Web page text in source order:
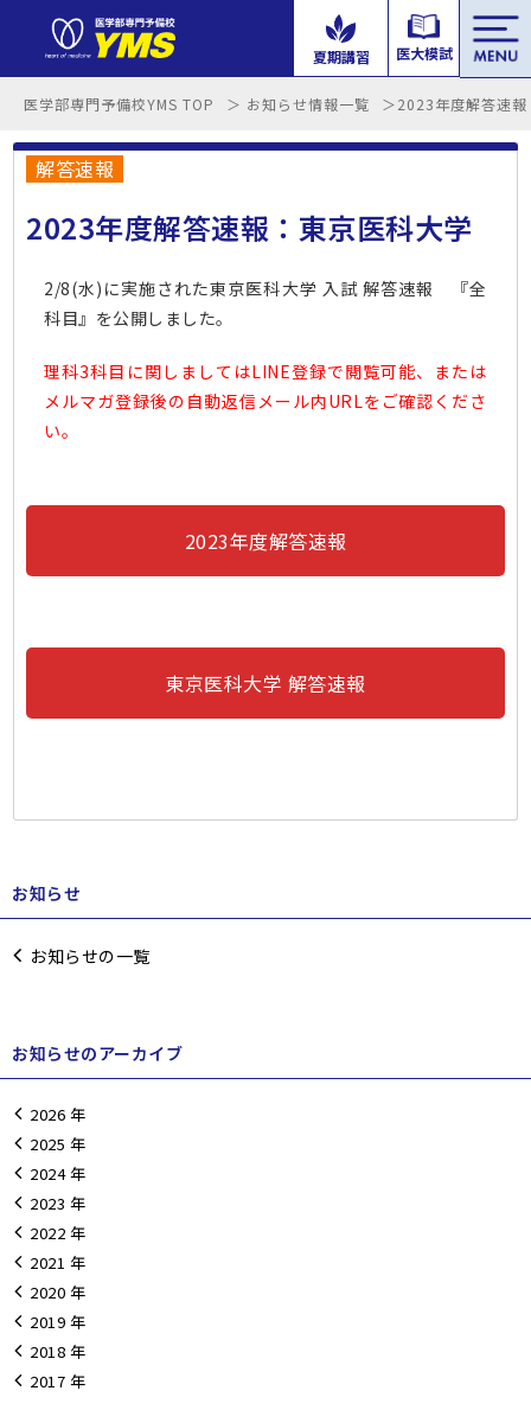
夏期講習 医大模試
医学部専門予備校YMS TOP お知らせ情報一覧 2023年度解答速
解答速報
2023年度解答速報：東京医科大学
2/8(水)に実施された東京医科大学 入試 解答速報 『全
科目』を公開しました。
理科3科目に関しましてはLINE登録で閲覧可能、または
メルマガ登録後の自動返信メール内URLをご確認くださ
い。
2023年度解答速報
東京医科大学 解答速報
お知らせ
お知らせの一覧
お知らせのアーカイブ
2026
2025
2024
2023
2022
2021
2020
2019
2018
2017